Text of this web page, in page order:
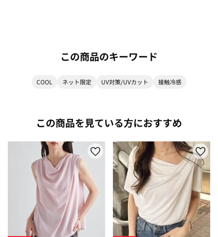
この商品のキーワード
COOL ネット限定 UV対策/UVカット 接触冷感
この商品を見ている方におすすめ